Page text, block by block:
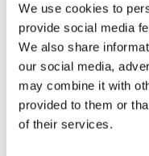
We use cookies to
provide social media
We also share
our social media,
may combine it with
provided to them or
of their services.
termijn wel optreden.
willen zien en dus
verwachten.’
Zo vertillen
en overnames. Het
maatschappelijke